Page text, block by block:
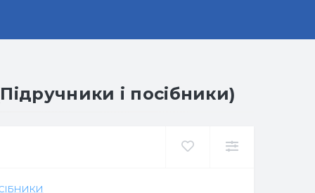
і посібники)